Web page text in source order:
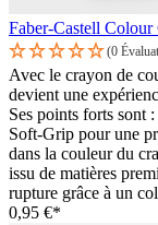
Faber-Castell
(0
Avec le crayon de
devient une
Ses points forts sont
Soft-Grip pour une
dans la couleur du
issu de matières
rupture grâce à un
0,95 €*